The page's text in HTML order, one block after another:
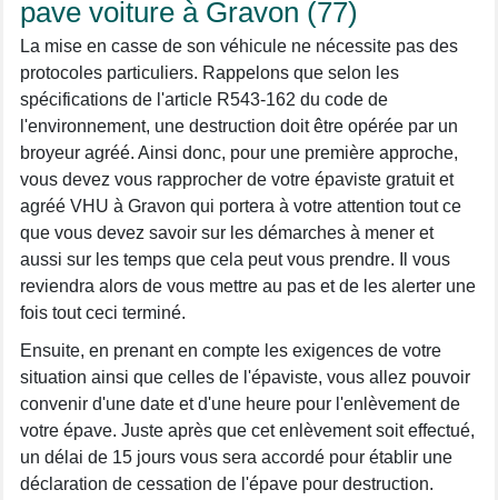
pave voiture à Gravon (77)
La mise en casse de son véhicule ne nécessite pas des
protocoles particuliers. Rappelons que selon les
spécifications de l'article R543-162 du code de
l'environnement, une destruction doit être opérée par un
broyeur agréé. Ainsi donc, pour une première approche,
vous devez vous rapprocher de votre épaviste gratuit et
agréé VHU à Gravon qui portera à votre attention tout ce
que vous devez savoir sur les démarches à mener et
aussi sur les temps que cela peut vous prendre. Il vous
reviendra alors de vous mettre au pas et de les alerter une
fois tout ceci terminé.
Ensuite, en prenant en compte les exigences de votre
situation ainsi que celles de l'épaviste, vous allez pouvoir
convenir d'une date et d'une heure pour l'enlèvement de
votre épave. Juste après que cet enlèvement soit effectué,
un délai de 15 jours vous sera accordé pour établir une
déclaration de cessation de l'épave pour destruction.